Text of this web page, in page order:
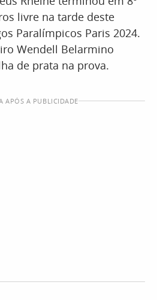
livre na tarde deste
Paralímpicos Paris 2024.
Wendell Belarmino
de prata na prova.
APÓS A PUBLICIDADE